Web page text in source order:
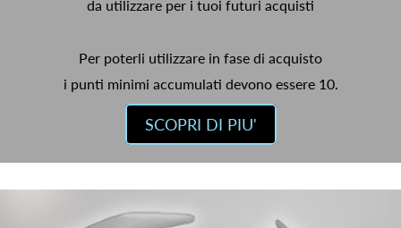
da utilizzare per i tuoi futuri acquisti
Per poterli utilizzare in fase di acquisto
i punti minimi accumulati devono essere 10.
SCOPRI DI PIU'